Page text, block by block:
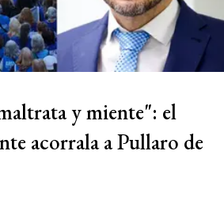
y miente": el
acorrala a Pullaro de